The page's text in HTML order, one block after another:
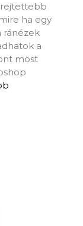
ha egy
ránézek
a
most